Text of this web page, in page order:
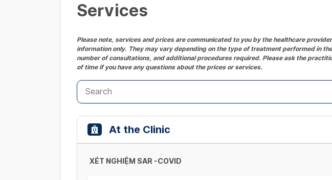
Services
Please note, services and prices are communicated to you by the healthcare
information only. They may vary depending on the type of treatment performed in
number of consultations, and additional procedures required. Please ask the
of time if you have any questions about the prices or services.
At the Clinic
XÉT NGHIỆM SAR -COVID